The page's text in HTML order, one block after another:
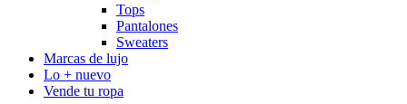
Tops
Pantalones
Sweaters
Marcas de lujo
Lo + nuevo
Vende tu ropa